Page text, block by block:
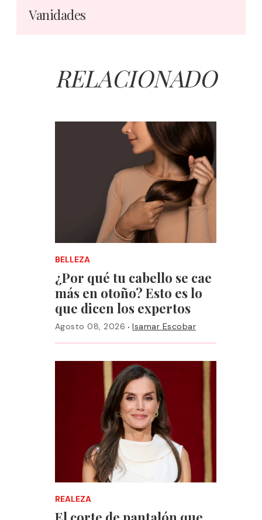
Vanidades
RELACIONADO
BELLEZA
¿Por qué tu cabello se cae
más en otoño? Esto es lo
que dicen los expertos
Agosto 08, 2026 ·Isamar Escobar
REALEZA